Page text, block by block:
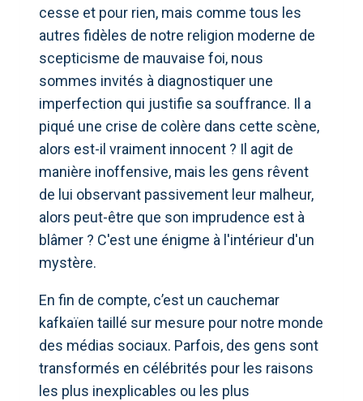
cesse et pour rien, mais comme tous les
autres fidèles de notre religion moderne de
scepticisme de mauvaise foi, nous
sommes invités à diagnostiquer une
imperfection qui justifie sa souffrance. Il a
piqué une crise de colère dans cette scène,
alors est-il vraiment innocent ? Il agit de
manière inoffensive, mais les gens rêvent
de lui observant passivement leur malheur,
alors peut-être que son imprudence est à
blâmer ? C'est une énigme à l'intérieur d'un
mystère.
En fin de compte, c’est un cauchemar
kafkaïen taillé sur mesure pour notre monde
des médias sociaux. Parfois, des gens sont
transformés en célébrités pour les raisons
les plus inexplicables ou les plus